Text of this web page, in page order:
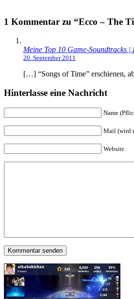
1 Kommentar zu “Ecco – The
Meine Top 10 Game-Soundtracks
20. September 2011
[…] “Songs of Time” erschienen,
Hinterlasse eine Nachricht
Name
Mail (wird
Website